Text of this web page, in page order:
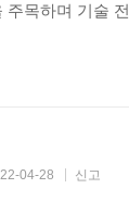
면 21세기는
개인정보를
충하지만, 대
주목하며 기술
04-28 신고